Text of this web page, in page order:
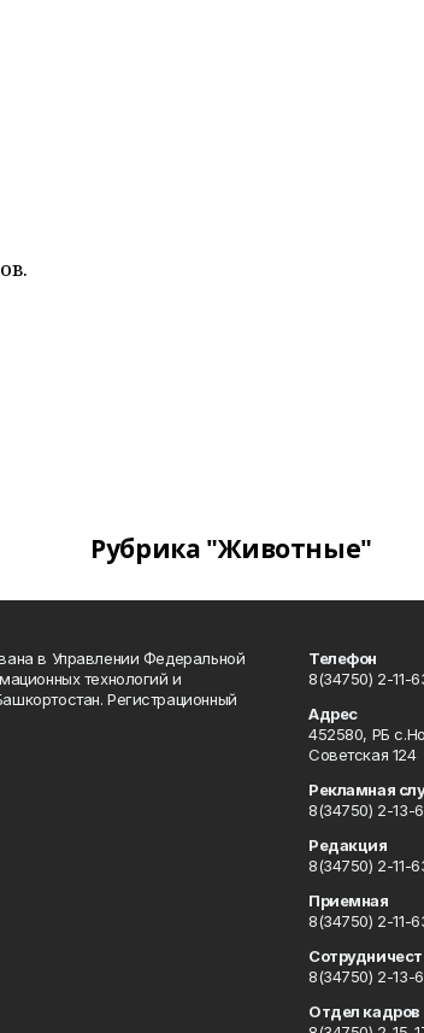
Рубрика "Животные"
в Управлении Федеральной
технологий и
Регистрационный
Телефон
8(34750) 2-11-
Адрес
452580, РБ
Советская 124
Рекламная
8(34750) 2-13-
Редакция
8(34750) 2-11-
Приемная
8(34750) 2-11-
8(34750) 2-13-
Отдел кадров